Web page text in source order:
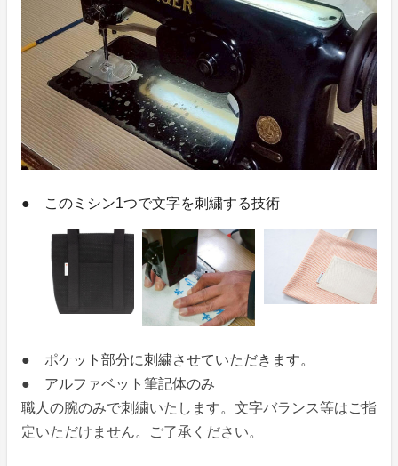
● このミシン1つで文字を刺繍する技術
● ポケット部分に刺繍させていただきます。
● アルファベット筆記体のみ
職人の腕のみで刺繍いたします。文字バランス等はご指
定いただけません。ご了承ください。